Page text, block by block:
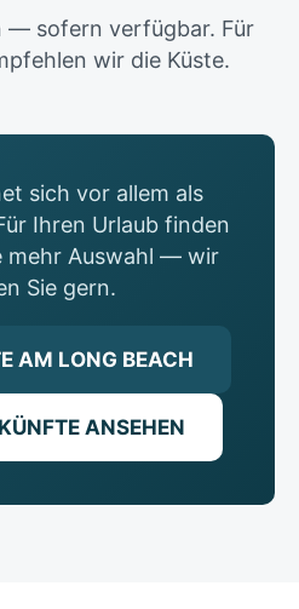
— sofern verfügbar. Für
wir die Küste.
sich vor allem als
Ihren Urlaub finden
mehr Auswahl — wir
Sie gern.
AM LONG BEACH
ANSEHEN